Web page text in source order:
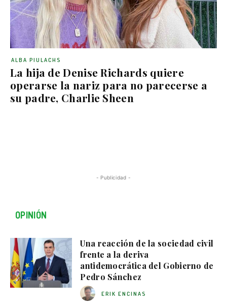
La hija de Denise Richards quiere
operarse la nariz para no parecerse a
su padre, Charlie Sheen
ALBA PIULACHS
- Publicidad -
OPINIÓN
Una reacción de la sociedad civil
frente a la deriva
antidemocrática del Gobierno de
Pedro Sánchez
ERIK ENCINAS